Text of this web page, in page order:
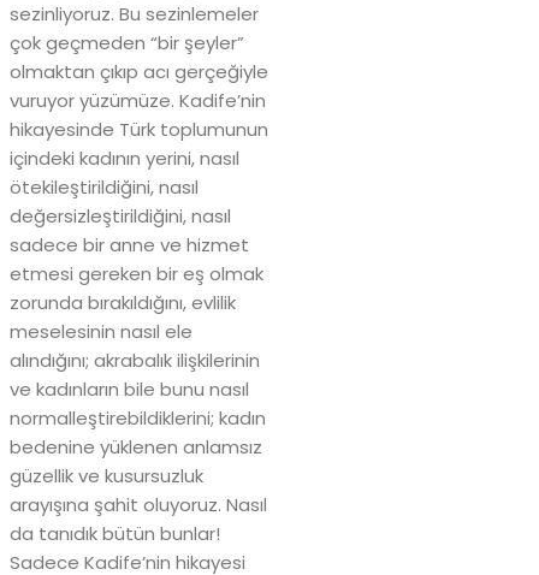
sezinliyoruz. Bu sezinlemeler
çok geçmeden “bir şeyler”
olmaktan çıkıp acı gerçeğiyle
vuruyor yüzümüze. Kadife’nin
hikayesinde Türk toplumunun
içindeki kadının yerini, nasıl
ötekileştirildiğini, nasıl
değersizleştirildiğini, nasıl
sadece bir anne ve hizmet
etmesi gereken bir eş olmak
zorunda bırakıldığını, evlilik
meselesinin nasıl ele
alındığını; akrabalık ilişkilerinin
ve kadınların bile bunu nasıl
normalleştirebildiklerini; kadın
bedenine yüklenen anlamsız
güzellik ve kusursuzluk
arayışına şahit oluyoruz. Nasıl
da tanıdık bütün bunlar!
Sadece Kadife’nin hikayesi